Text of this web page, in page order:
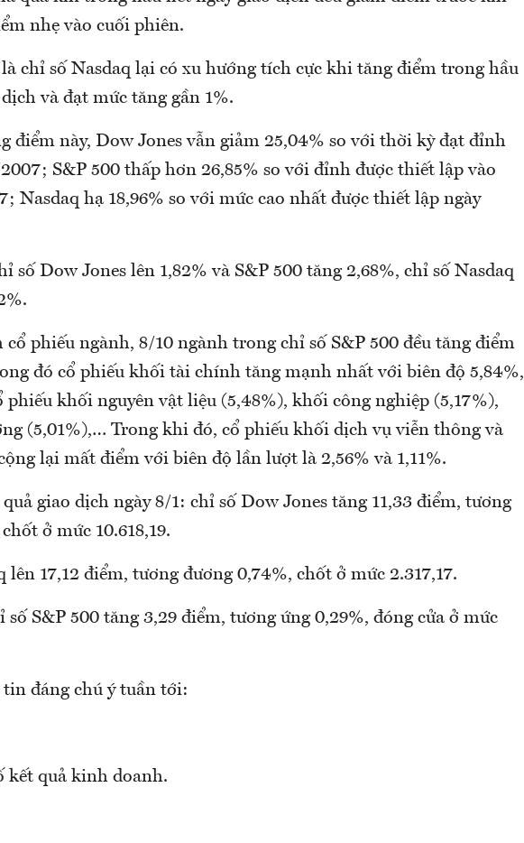
nhẹ vào cuối phiên.
chỉ số Nasdaq lại có xu hướng tích cực khi tăng điểm trong hầu
và đạt mức tăng gần 1%.
điểm này, Dow Jones vẫn giảm 25,04% so với thời kỳ đạt đỉnh
S&P 500 thấp hơn 26,85% so với đỉnh được thiết lập vào
Nasdaq hạ 18,96% so với mức cao nhất được thiết lập ngày
số Dow Jones lên 1,82% và S&P 500 tăng 2,68%, chỉ số Nasdaq
phiếu ngành, 8/10 ngành trong chỉ số S&P 500 đều tăng điểm
đó cổ phiếu khối tài chính tăng mạnh nhất với biên độ 5,84%,
phiếu khối nguyên vật liệu (5,48%), khối công nghiệp (5,17%),
(5,01%),… Trong khi đó, cổ phiếu khối dịch vụ viễn thông và
lại mất điểm với biên độ lần lượt là 2,56% và 1,11%.
giao dịch ngày 8/1: chỉ số Dow Jones tăng 11,33 điểm, tương
ở mức 10.618,19.
lên 17,12 điểm, tương đương 0,74%, chốt ở mức 2.317,17.
số S&P 500 tăng 3,29 điểm, tương ứng 0,29%, đóng cửa ở mức
đáng chú ý tuần tới:
kết quả kinh doanh.